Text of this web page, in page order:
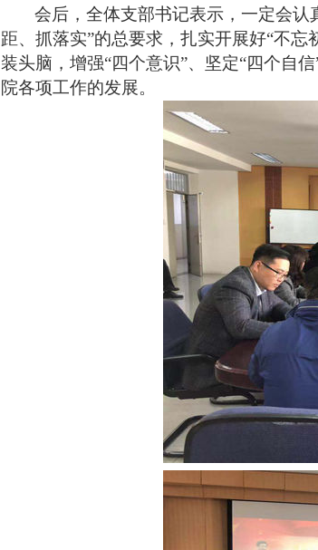
会后，全体支部书记表示，一定会
距、抓落实”的总要求，扎实开展好“不
装头脑，增强“四个意识”、坚定“四个自
院各项工作的发展。